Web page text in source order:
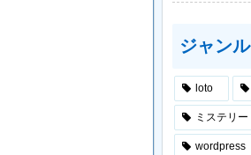
ジャンル
loto
ミステリー
wordpress